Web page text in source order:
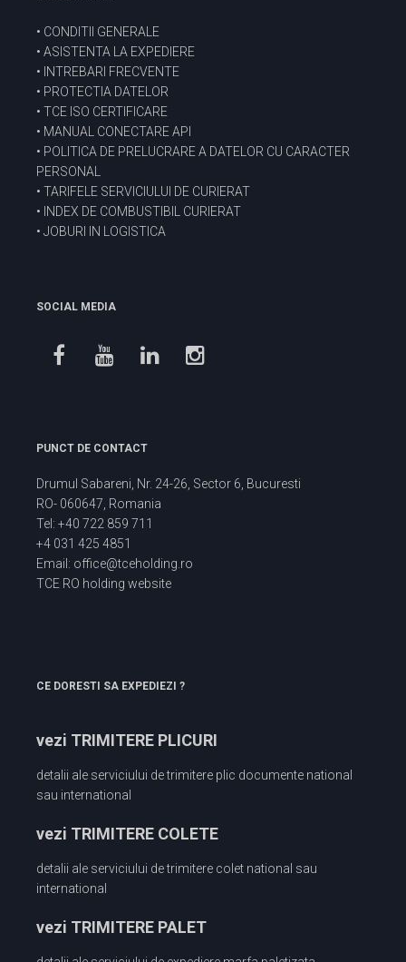
• CONDITII GENERALE
• ASISTENTA LA EXPEDIERE
• INTREBARI FRECVENTE
• PROTECTIA DATELOR
• TCE ISO CERTIFICARE
• MANUAL CONECTARE API
• POLITICA DE PRELUCRARE A DATELOR CU CARACTER
PERSONAL
• TARIFELE SERVICIULUI DE CURIERAT
• INDEX DE COMBUSTIBIL CURIERAT
• JOBURI IN LOGISTICA
SOCIAL MEDIA
PUNCT DE CONTACT
Drumul Sabareni, Nr. 24-26, Sector 6, Bucuresti
RO- 060647, Romania
Tel: +40 722 859 711
+4 031 425 4851
Email: office@tceholding.ro
TCE RO holding website
CE DORESTI SA EXPEDIEZI ?
vezi TRIMITERE PLICURI
detalii ale serviciului de trimitere plic documente national
sau international
vezi TRIMITERE COLETE
detalii ale serviciului de trimitere colet national sau
international
vezi TRIMITERE PALET